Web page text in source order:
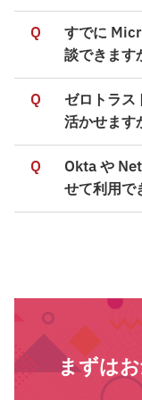
Q
すでに
談できます
Q
ゼロトラ
活かせます
Q
Okta や
せて利用で
まずは